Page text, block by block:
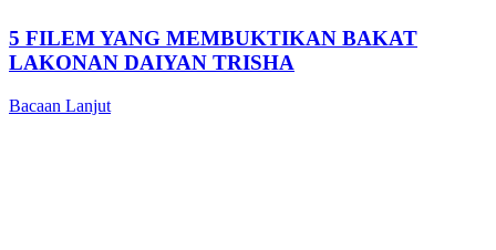
5 FILEM YANG MEMBUKTIKAN BAKAT
LAKONAN DAIYAN TRISHA
Bacaan Lanjut